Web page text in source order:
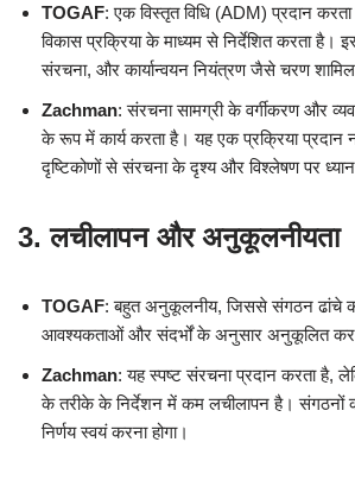
TOGAF: एक विस्तृत विधि (ADM) प्रदान
विकास प्रक्रिया के माध्यम से निर्देशित करता है।
संरचना, और कार्यान्वयन नियंत्रण जैसे चरण
Zachman: संरचना सामग्री के वर्गीकरण और
के रूप में कार्य करता है। यह एक प्रक्रिया प्रदान
दृष्टिकोणों से संरचना के दृश्य और विश्लेषण पर
3. लचीलापन और अनुकूलनीयता
TOGAF: बहुत अनुकूलनीय, जिससे संगठन ढांचे
आवश्यकताओं और संदर्भों के अनुसार अनुकूलित
Zachman: यह स्पष्ट संरचना प्रदान करता है,
के तरीके के निर्देशन में कम लचीलापन है। संगठनों
निर्णय स्वयं करना होगा।